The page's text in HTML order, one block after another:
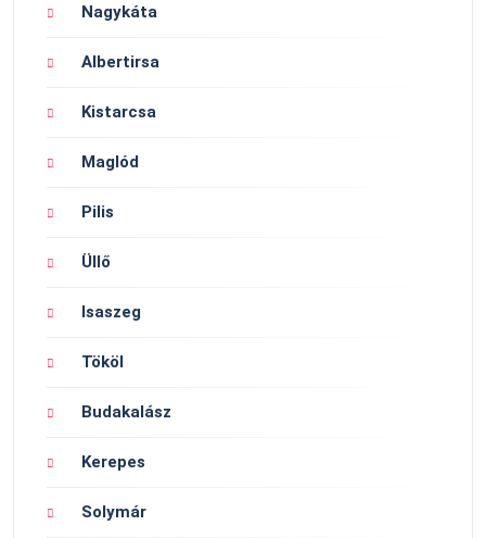
Nagykáta
Albertirsa
Kistarcsa
Maglód
Pilis
Üllő
Isaszeg
Tököl
Budakalász
Kerepes
Solymár